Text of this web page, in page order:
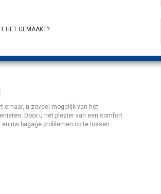
HET GEMAAKT?
ernaar, u zoveel mogelijk van het
Door u het plezier van een comfort
uw bagage problemen op te lossen.